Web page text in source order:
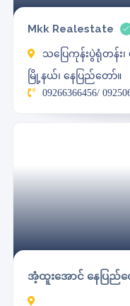
Mkk Realestate
သပြေကုန်းပွဲရုံတန်း၊
မြို့နယ်၊ နေပြည်တော်။
09266366456/
အံ့ထူးအောင် နေပြည်တ